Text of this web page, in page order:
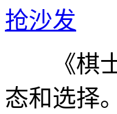
抢沙发
《棋士
态和选择